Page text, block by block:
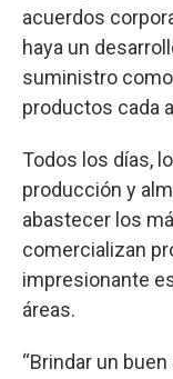
acuerdos
haya un
suministro
productos cada
Todos los días,
producción y
abastecer los
comercializan
impresionante
áreas.
“Brindar un